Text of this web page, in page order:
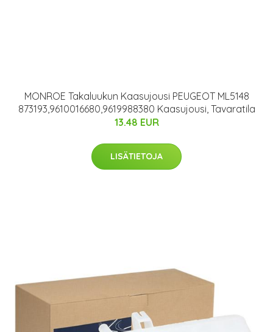
MONROE Takaluukun Kaasujousi PEUGEOT ML5148
873193,9610016680,9619988380 Kaasujousi, Tavaratila
13.48 EUR
LISÄTIETOJA